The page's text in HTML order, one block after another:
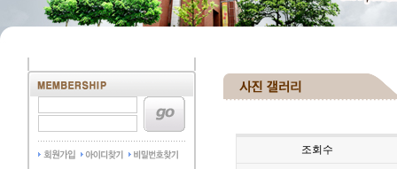
조회수